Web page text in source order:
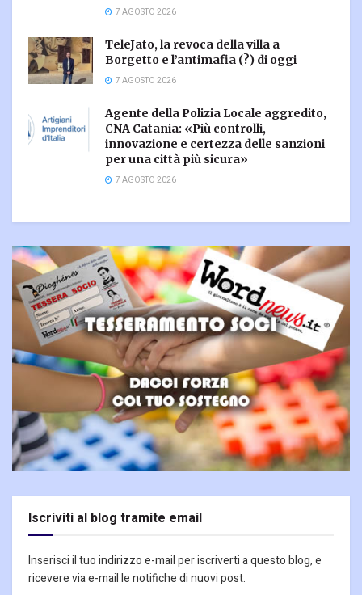
7 AGOSTO 2026
TeleJato, la revoca della villa a
Borgetto e l’antimafia (?) di oggi
7 AGOSTO 2026
Agente della Polizia Locale aggredito,
CNA Catania: «Più controlli,
innovazione e certezza delle sanzioni
per una città più sicura»
7 AGOSTO 2026
Iscriviti al blog tramite email
Inserisci il tuo indirizzo e-mail per iscriverti a questo blog, e
ricevere via e-mail le notifiche di nuovi post.